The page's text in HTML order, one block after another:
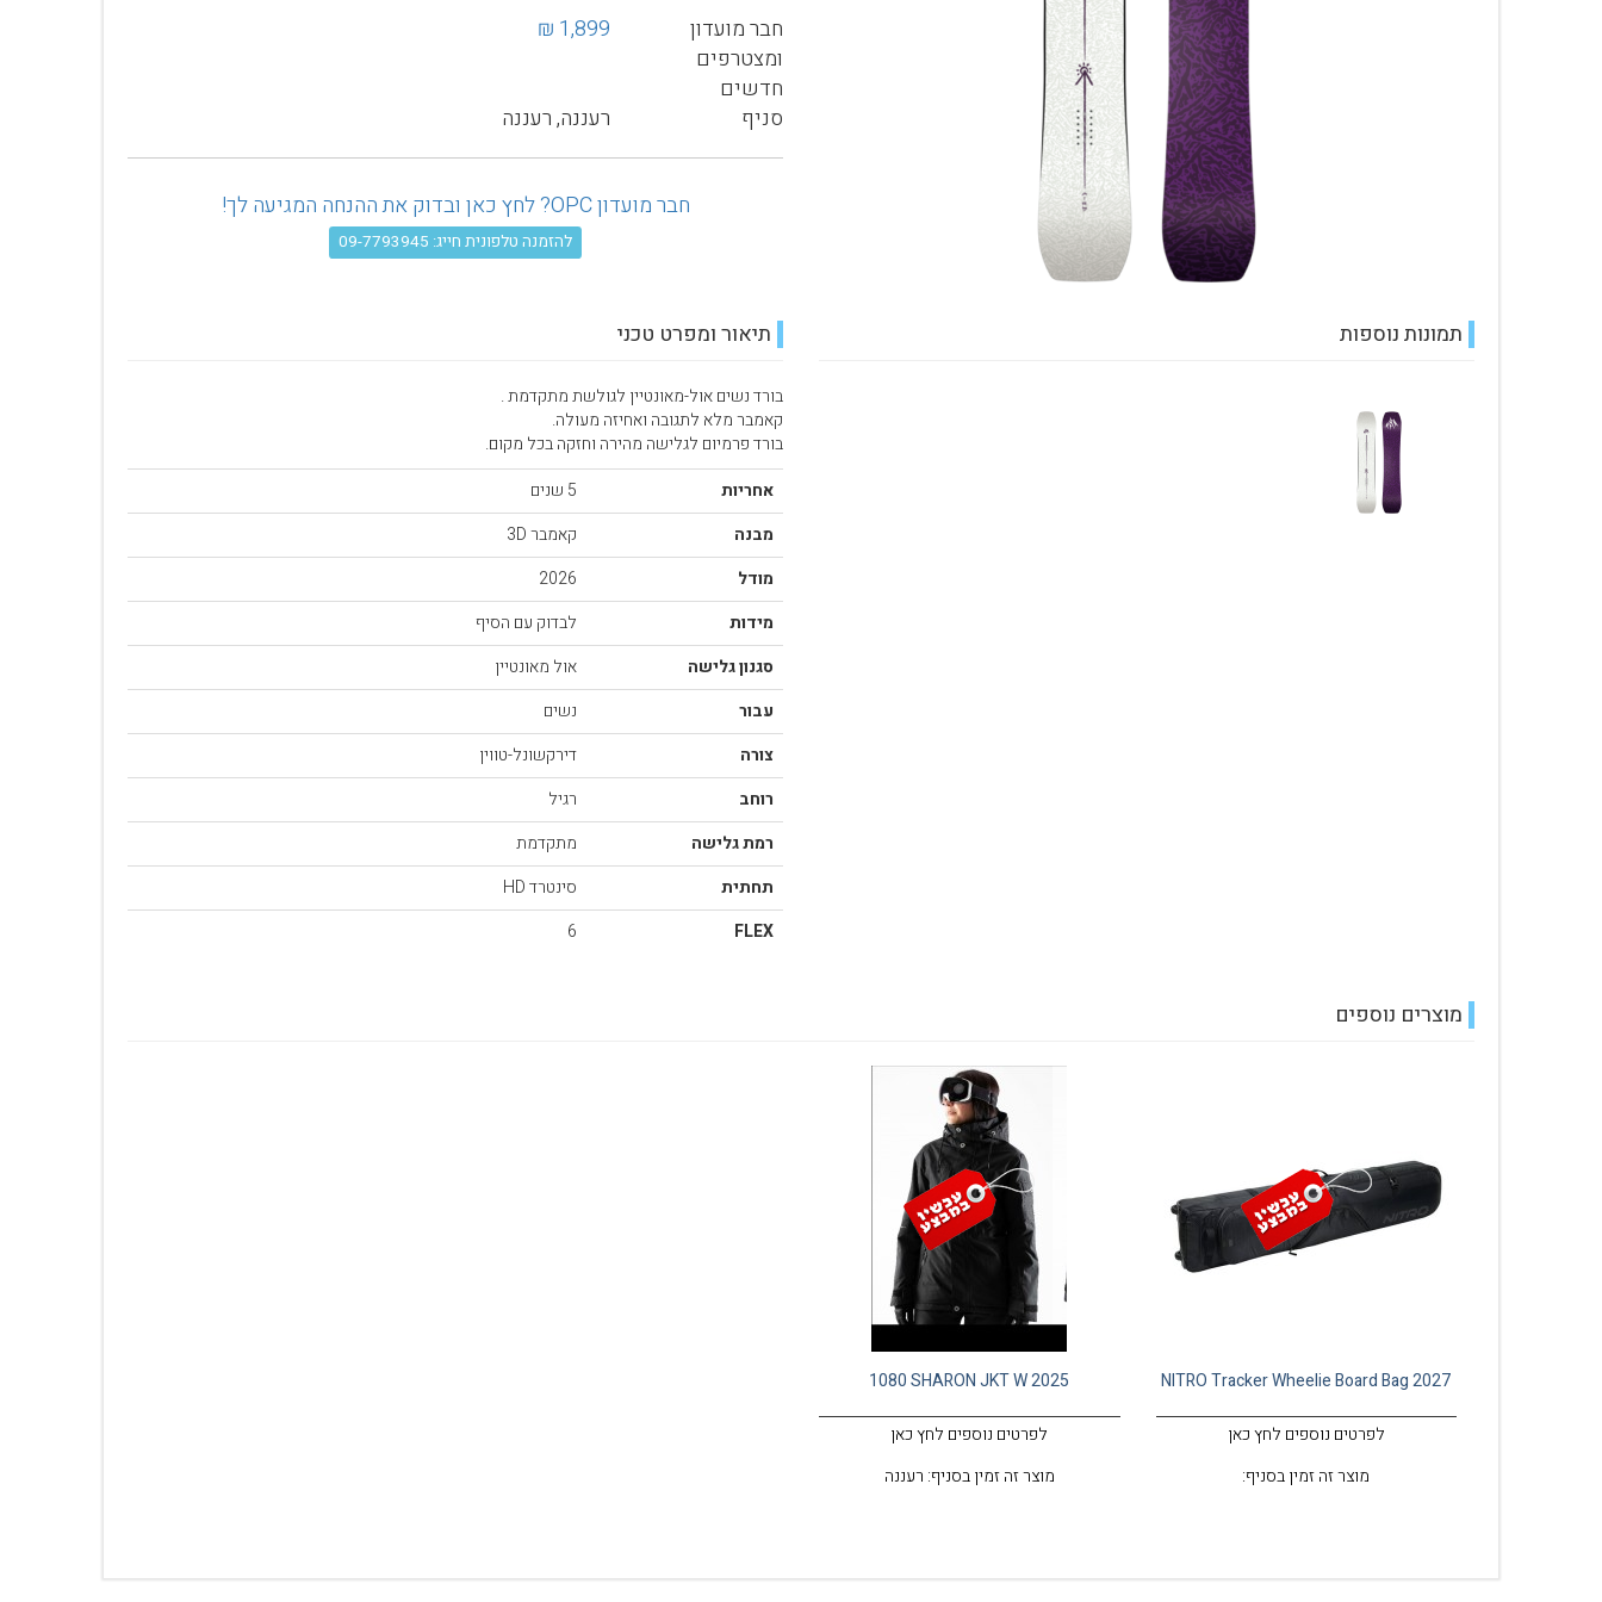
חבר מועדון
ומצטרפים
חדשים
1,899 ₪
סניף רעננה, רעננה
חבר מועדון OPC? לחץ כאן ובדוק את ההנחה המגיעה לך!
להזמנה טלפונית חייג: 09-7793945
תמונות נוספות תיאור ומפרט טכני
בורד נשים אול-מאונטיין לגולשת מתקדמת .
קאמבר מלא לתגובה ואחיזה מעולה.
בורד פרמיום לגלישה מהירה וחזקה בכל מקום.
אחריות
5 שנים
מבנה
קאמבר 3D
מודל
2026
מידות
לבדוק עם הסיף
סגנון גלישה
אול מאונטיין
עבור
נשים
צורה
דירקשונל-טווין
רוחב
רגיל
רמת גלישה
מתקדמת
תחתית
סינטרד HD
FLEX
6
מוצרים נוספים
NITRO Tracker Wheelie Board Bag 2027
לפרטים נוספים לחץ כאן
מוצר זה זמין בסניף:
1080 SHARON JKT W 2025
לפרטים נוספים לחץ כאן
מוצר זה זמין בסניף: רעננה